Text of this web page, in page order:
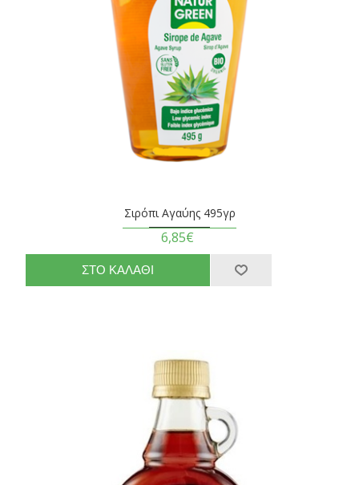
Σιρόπι Αγαύης 495γρ
6,85€